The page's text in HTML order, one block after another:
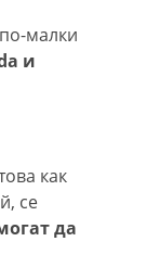
малки
и
как
се
да